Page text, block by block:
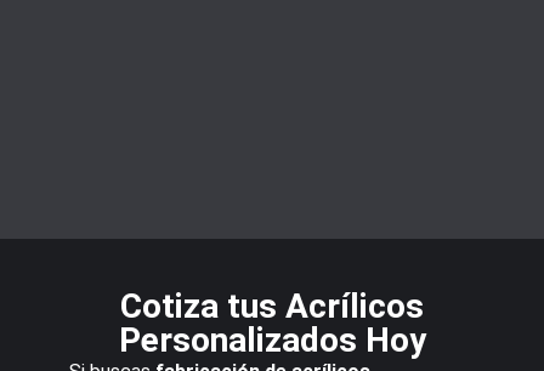
Cotiza tus Acrílicos
Personalizados Hoy